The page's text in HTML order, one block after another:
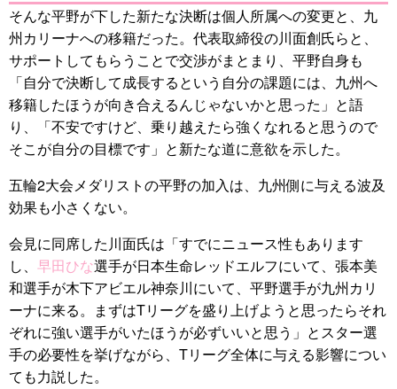
そんな平野が下した新たな決断は個人所属への変更と、九
州カリーナへの移籍だった。代表取締役の川面創氏らと、
サポートしてもらうことで交渉がまとまり、平野自身も
「自分で決断して成長するという自分の課題には、九州へ
移籍したほうが向き合えるんじゃないかと思った」と語
り、「不安ですけど、乗り越えたら強くなれると思うので
そこが自分の目標です」と新たな道に意欲を示した。
五輪2大会メダリストの平野の加入は、九州側に与える波及
効果も小さくない。
会見に同席した川面氏は「すでにニュース性もあります
し、 早田ひな選手が日本生命レッドエルフにいて、張本美
和選手が木下アビエル神奈川にいて、平野選手が九州カリ
ーナに来る。まずはTリーグを盛り上げようと思ったらそれ
ぞれに強い選手がいたほうが必ずいいと思う」とスター選
手の必要性を挙げながら、Tリーグ全体に与える影響につい
ても力説した。